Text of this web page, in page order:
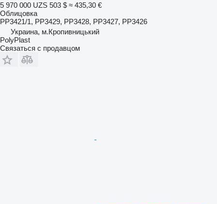
5 970 000 UZS 503 $ ≈ 435,30 €
Облицовка
РР3421/1, РР3429, РР3428, РР3427, РР3426
Украина, м.Кропивницький
PolyPlast
Связаться с продавцом